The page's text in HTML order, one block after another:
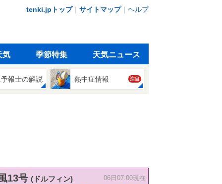
tenki.jpトップ｜ サイトマップ｜ ヘルプ
気 季節特集 天気ニュース
報士の解説 熱中症情報 注目
13号 (ドルフィン) 06日07:00現在